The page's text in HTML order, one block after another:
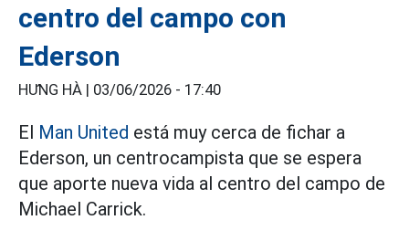
centro del campo con
Ederson
HƯNG HÀ | 03/06/2026 - 17:40
El Man United está muy cerca de fichar a
Ederson, un centrocampista que se espera
que aporte nueva vida al centro del campo de
Michael Carrick.